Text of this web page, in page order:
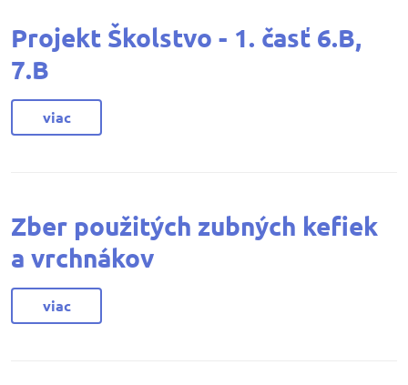
Projekt Školstvo - 1. časť 6.B,
7.B
viac
Zber použitých zubných kefiek
a vrchnákov
viac